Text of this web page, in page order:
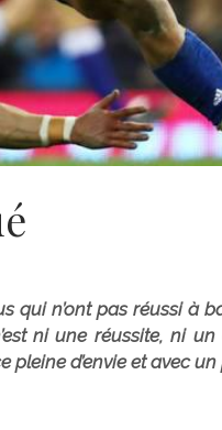
n’ont pas réussi à
ni une réussite, ni
d’envie et avec